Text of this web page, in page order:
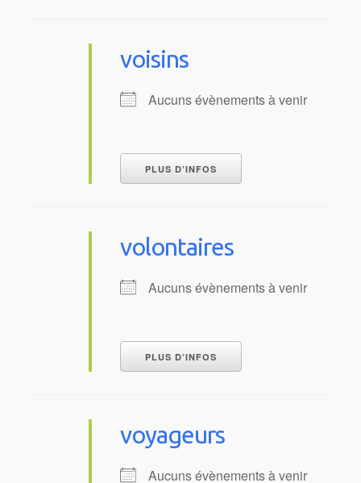
voisins
Aucuns évènements à venir
PLUS D’INFOS
volontaires
Aucuns évènements à venir
PLUS D’INFOS
voyageurs
Aucuns évènements à venir